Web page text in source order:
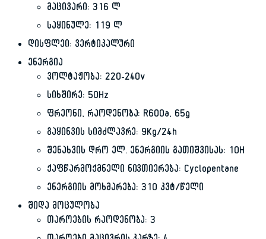
მაცივარი: 316 ლ
საყინულე: 119 ლ
დისფლეი: ვერტიკალური
ენერგია
ვოლტაჟობა: 220-240v
სიხშირე: 50Hz
ფრეონი, რაოდენობა: R600a, 65g
გაყინვის სიმძლავრე: 9Kg/24h
შენახვის დრო ელ. ენერგიის გათიშვისას: 10H
ქაფწარმოქმნელი ნივთიერება: Cyclopentane
ენერგიის მოხმარება: 310 კვტ/წელი
შიდა მოცულობა
თაროების რაოდენობა: 3